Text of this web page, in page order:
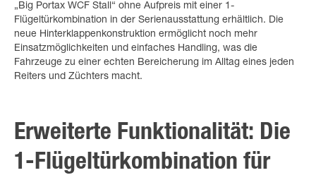
„Big Portax WCF Stall“ ohne Aufpreis mit einer 1-
Flügeltürkombination in der Serienausstattung erhältlich. Die
neue Hinterklappenkonstruktion ermöglicht noch mehr
Einsatzmöglichkeiten und einfaches Handling, was die
Fahrzeuge zu einer echten Bereicherung im Alltag eines jeden
Reiters und Züchters macht.
Erweiterte Funktionalität: Die
1-Flügeltürkombination für